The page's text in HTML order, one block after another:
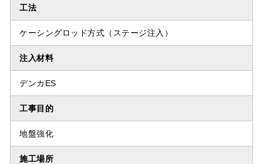
工法
ケーシングロッド方式（ステージ注入）
注入材料
デンカES
工事目的
地盤強化
施工場所